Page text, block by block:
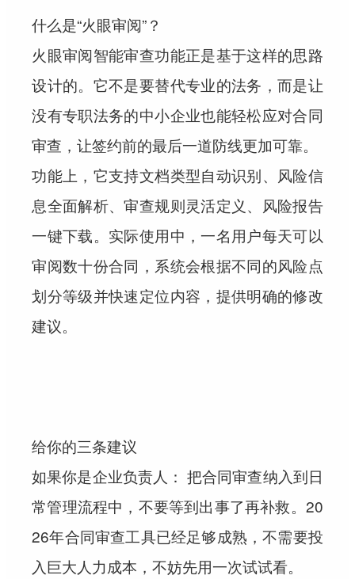
什么是“火眼审阅”？
火眼审阅智能审查功能正是基于这样的思路
设计的。它不是要替代专业的法务，而是让
没有专职法务的中小企业也能轻松应对合同
审查，让签约前的最后一道防线更加可靠。
功能上，它支持文档类型自动识别、风险信
息全面解析、审查规则灵活定义、风险报告
一键下载。实际使用中，一名用户每天可以
审阅数十份合同，系统会根据不同的风险点
划分等级并快速定位内容，提供明确的修改
建议。
给你的三条建议
如果你是企业负责人： 把合同审查纳入到日
常管理流程中，不要等到出事了再补救。20
26年合同审查工具已经足够成熟，不需要投
入巨大人力成本，不妨先用一次试试看。